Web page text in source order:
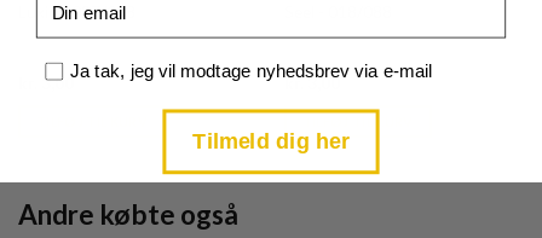
Luxio - 027/088
3,00Current
kr.3,00Current
is:
Andre købte også
Samtykke
Ja tak, jeg vil modtage nyhedsbrev via e-mail
Tilmeld dig her